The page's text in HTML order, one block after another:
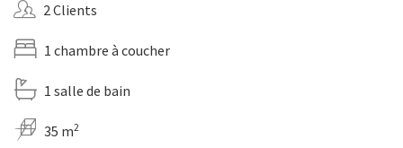
2 Clients
1 chambre à coucher
1 salle de bain
35 m2